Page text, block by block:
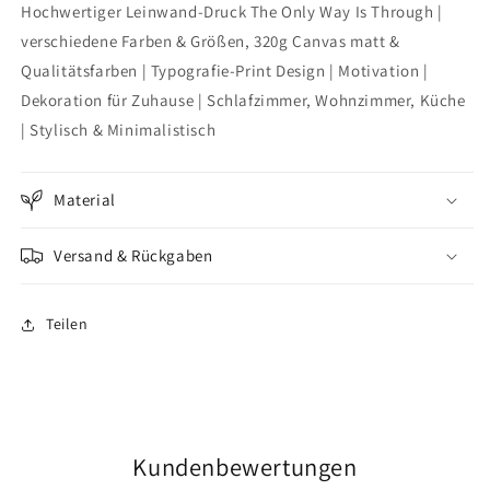
Only
Way
Through
Only
Way
Through
Hochwertiger Leinwand-Druck The Only Way Is Through |
verschiedene Farben & Größen, 320g Canvas matt &
Qualitätsfarben | Typografie-Print Design | Motivation |
Dekoration für Zuhause | Schlafzimmer, Wohnzimmer, Küche
| Stylisch & Minimalistisch
Material
Versand & Rückgaben
Teilen
Kundenbewertungen